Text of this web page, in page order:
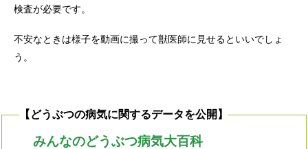
検査が必要です。
不安なときは様子を動画に撮って獣医師に見せるといいでしょ
う。
【どうぶつの病気に関するデータを公開】
みんなのどうぶつ病気大百科